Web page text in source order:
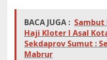
s
k
e
s
BACA JUGA : Sambut
Haji Kloter I Asal
Sekdaprov Sumut :
Mabrur